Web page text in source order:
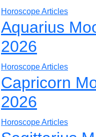
Horoscope Articles
Aquarius
2026
Horoscope Articles
Capricorn
2026
Horoscope Articles